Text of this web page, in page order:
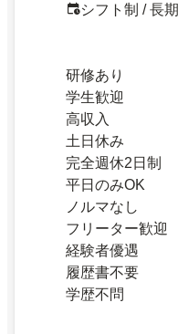
シフト制 / 長期
研修あり
学生歓迎
高収入
土日休み
完全週休2日制
平日のみOK
ノルマなし
フリーター歓迎
経験者優遇
履歴書不要
学歴不問